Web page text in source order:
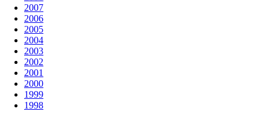
2007
2006
2005
2004
2003
2002
2001
2000
1999
1998